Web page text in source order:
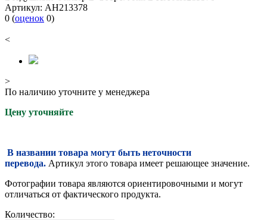
Артикул: AH213378
0 (оценок 0)
<
>
По наличию уточните у менеджера
Цену уточняйте
В названии товара могут быть неточности
перевода. Артикул этого товара имеет решающее значение.
Фотографии товара являются ориентировочными и могут
отличаться от фактического продукта.
Количество: